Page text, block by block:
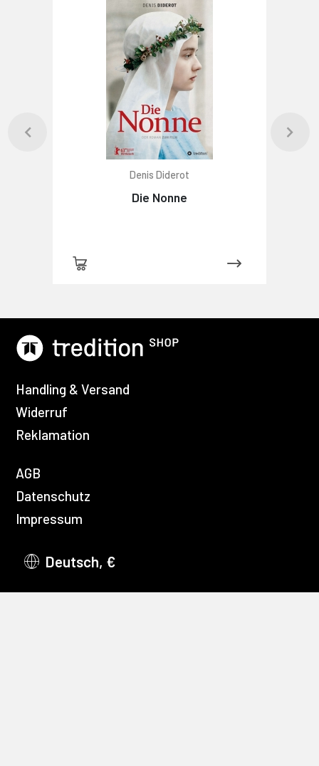
Denis Diderot
Die Nonne
Handling & Versand
Widerruf
Reklamation
AGB
Datenschutz
Impressum
Deutsch, €